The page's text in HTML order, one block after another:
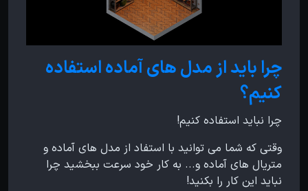
چرا باید از مدل های آماده استفاده
کنیم؟
چرا نباید استفاده کنیم!
وقتی که شما می توانید با استفاد از مدل های آماده و
متریال های آماده و... به کار خود سرعت ببخشید چرا
نباید این کار را بکنید!